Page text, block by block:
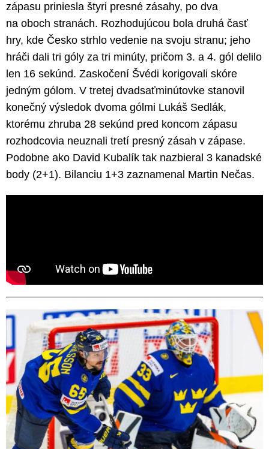
zápasu priniesla štyri presné zásahy, po dva
na oboch stranách. Rozhodujúcou bola druhá časť
hry, kde Česko strhlo vedenie na svoju stranu; jeho
hráči dali tri góly za tri minúty, pričom 3. a 4. gól delilo
len 16 sekúnd. Zaskočení Švédi korigovali skóre
jedným gólom. V tretej dvadsaťminútovke stanovil
konečný výsledok dvoma gólmi Lukáš Sedlák,
ktorému zhruba 28 sekúnd pred koncom zápasu
rozhodcovia neuznali tretí presný zásah v zápase.
Podobne ako David Kubalík tak nazbieral 3 kanadské
body (2+1). Bilanciu 1+3 zaznamenal Martin Nečas.